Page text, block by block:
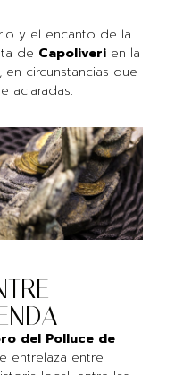
y el encanto de la
de Capoliverien la
en circunstancias que
aclaradas.
del Polluce de
entrelaza entre